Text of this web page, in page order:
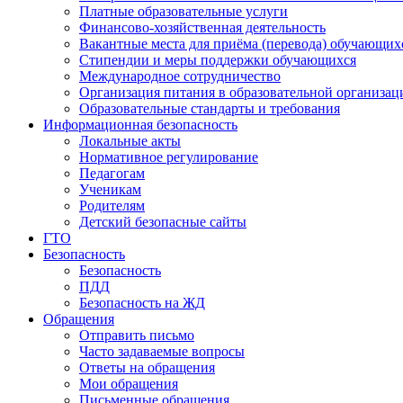
Платные образовательные услуги
Финансово-хозяйственная деятельность
Вакантные места для приёма (перевода)
Стипендии и меры поддержки обучающихся
Международное сотрудничество
Организация питания в образовательной
Образовательные стандарты и требования
Информационная безопасность
Локальные акты
Нормативное регулирование
Педагогам
Ученикам
Родителям
Детский безопасные сайты
ГТО
Безопасность
Безопасность
ПДД
Безопасность на ЖД
Обращения
Отправить письмо
Часто задаваемые вопросы
Ответы на обращения
Мои обращения
Письменные обращения